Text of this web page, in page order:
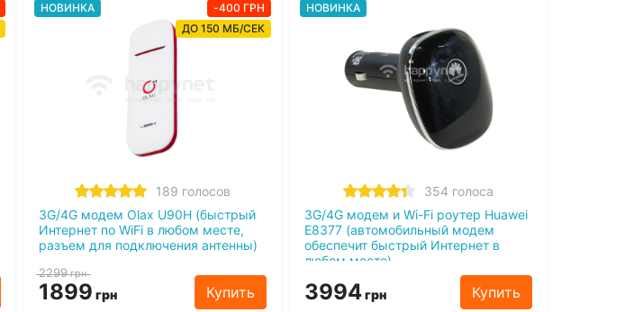
НОВИНКА
-400 ГРН
ДО 150 МБ/СЕК
189 голосов
3G/4G модем Olax U90H (быстрый
Интернет по WiFi в любом месте,
разъем для подключения антенны)
2299грн
1899 грн Купить
НОВИНКА
354 голоса
3G/4G модем и Wi-Fi роутер Huawei
E8377 (автомобильный модем
обеспечит быстрый Интернет в
любом месте)
3994грн Купить